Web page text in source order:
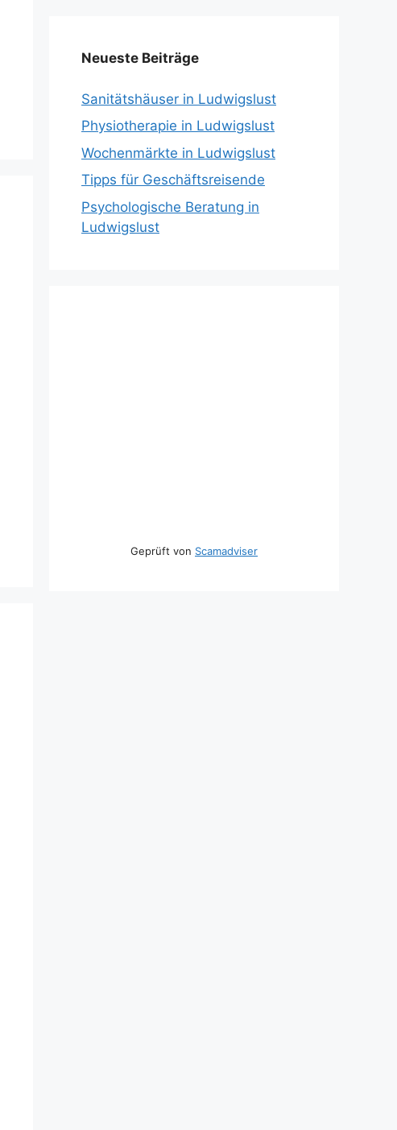
Neueste Beiträge
Sanitätshäuser in Ludwigslust
Physiotherapie in Ludwigslust
Wochenmärkte in Ludwigslust
Tipps für Geschäftsreisende
Psychologische Beratung in
Ludwigslust
Geprüft von Scamadviser